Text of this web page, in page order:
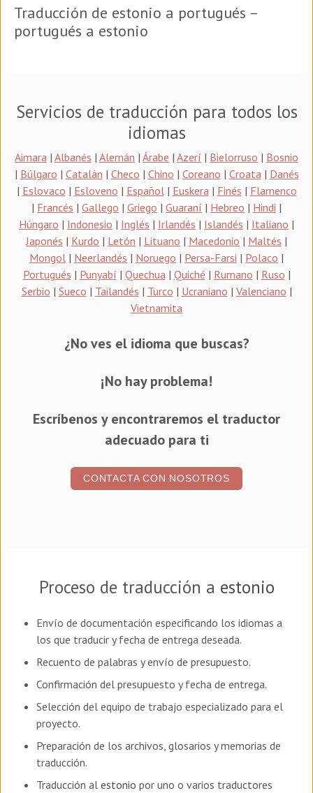
Traducción de estonio a portugués –
portugués a estonio
Servicios de traducción para todos los
idiomas
Aimara | Albanés | Alemán | Árabe | Azerí | Bielorruso | Bosnio
| Búlgaro | Catalán | Checo | Chino | Coreano | Croata| Danés
| Eslovaco | Esloveno | Español| Euskera| Finés | Flamenco
| Francés | Gallego | Griego | Guaraní | Hebreo | Hindi |
Húngaro | Indonesio | Inglés | Irlandés | Islandés | Italiano |
Japonés | Kurdo | Letón | Lituano | Macedonio | Maltés |
Mongol | Neerlandés | Noruego | Persa-Farsi | Polaco |
Portugués | Punyabí | Quechua| Quiché | Rumano | Ruso |
Serbio | Sueco | Tailandés | Turco | Ucraniano | Valenciano |
Vietnamita
¿No ves el idioma que buscas?
¡No hay problema!
Escríbenos y encontraremos el traductor
adecuado para ti
CONTACTA CON NOSOTROS
Proceso de traducción a estonio
Envío de documentación especificando los idiomas a
los que traducir y fecha de entrega deseada.
Recuento de palabras y envío de presupuesto.
Confirmación del presupuesto y fecha de entrega.
Selección del equipo de trabajo especializado para el
proyecto.
Preparación de los archivos, glosarios y memorias de
traducción.
Traducción al estonio por uno o varios traductores